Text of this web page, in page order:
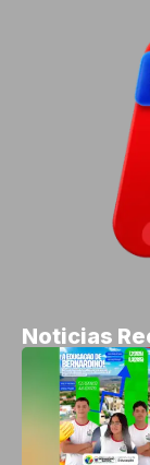
Noticias